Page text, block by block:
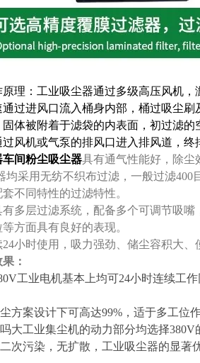
原理：工业吸尘器通过多级高压风机
过进风口流入桶身内部，桶过吸尘
体被附着于滤袋的内表面，初过滤
风机或气泵的排风口进入排风道，终
车间粉尘吸尘器具有通气性能好，除尘
均采用无纺不织布过滤，一般过滤
不同特性的过滤特性。
多层过滤系统，配备多个可调节吸
方面具有良好的表现。
小时使用，吸力强劲、储尘容积大
：
工业电机基本上均可24小时连续工
方案设计下可高达99%，适于多工位
大工业集尘机的动力部分均选择
次污染，无扩散，工业吸尘器的显